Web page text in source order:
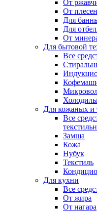
От
От
Для
Для
От
Для бытовой
Все
Для кожаных и
Все
Замша
Кожа
Нубук
Текстиль
Для кухни
Все
От жира
От нагара